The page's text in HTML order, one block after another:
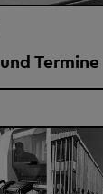
Termine